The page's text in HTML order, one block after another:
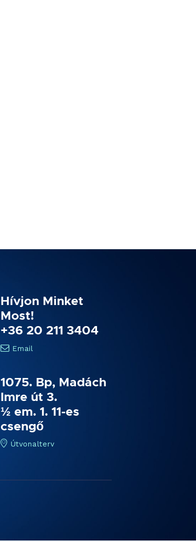
Hívjon Minket
Most!
+36 20 211 3404
Email
1075. Bp, Madách
Imre út 3.
½ em. 1. 11-es
csengő
Útvonalterv